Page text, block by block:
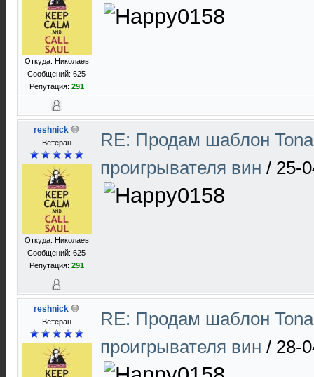
Откуда: Николаев
Сообщений: 625
Репутация: 291
reshnick
Ветеран
Откуда: Николаев
Сообщений: 625
Репутация: 291
RE: Продам шаблон
проигрывателя вин / 25-
reshnick
Ветеран
RE: Продам шаблон
проигрывателя вин / 28-